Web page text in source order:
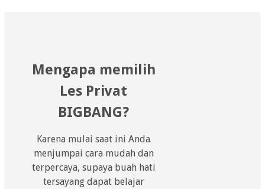
Mengapa memilih
Les Privat
BIGBANG?
Karena mulai saat ini Anda
menjumpai cara mudah dan
terpercaya, supaya buah hati
tersayang dapat belajar